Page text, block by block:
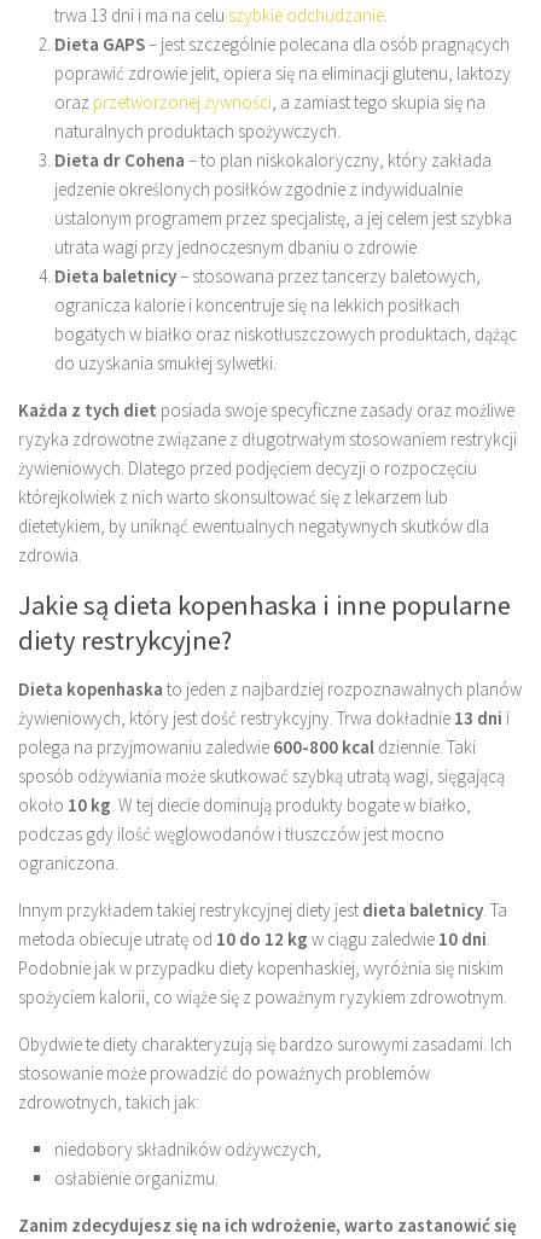
trwa 13 dni i ma na celu szybkie odchudzanie.
Dieta GAPS– jest szczególnie polecana dla osób pragnących
poprawić zdrowie jelit, opiera się na eliminacji glutenu, laktozy
oraz przetworzonej żywności, a zamiast tego skupia się na
naturalnych produktach spożywczych.
Dieta dr Cohena – to plan niskokaloryczny, który zakłada
jedzenie określonych posiłków zgodnie z indywidualnie
ustalonym programem przez specjalistę, a jej celem jest szybka
utrata wagi przy jednoczesnym dbaniu o zdrowie.
Dieta baletnicy– stosowana przez tancerzy baletowych,
ogranicza kalorie i koncentruje się na lekkich posiłkach
bogatych w białko oraz niskotłuszczowych produktach, dążąc
do uzyskania smukłej sylwetki.
Każda z tych diet posiada swoje specyficzne zasady oraz możliwe
ryzyka zdrowotne związane z długotrwałym stosowaniem restrykcji
żywieniowych. Dlatego przed podjęciem decyzji o rozpoczęciu
którejkolwiek z nich warto skonsultować się z lekarzem lub
dietetykiem, by uniknąć ewentualnych negatywnych skutków dla
zdrowia.
Jakie są dieta kopenhaska i inne popularne
diety restrykcyjne?
Dieta kopenhaska to jeden z najbardziej rozpoznawalnych planów
żywieniowych, który jest dość restrykcyjny. Trwa dokładnie 13 dni i
polega na przyjmowaniu zaledwie 600-800 kcal dziennie. Taki
sposób odżywiania może skutkować szybką utratą wagi, sięgającą
około 10 kg. W tej diecie dominują produkty bogate w białko,
podczas gdy ilość węglowodanów i tłuszczów jest mocno
ograniczona.
Innym przykładem takiej restrykcyjnej diety jest dieta baletnicy. Ta
metoda obiecuje utratę od 10 do 12 kg w ciągu zaledwie 10 dni.
Podobnie jak w przypadku diety kopenhaskiej, wyróżnia się niskim
spożyciem kalorii, co wiąże się z poważnym ryzykiem zdrowotnym.
Obydwie te diety charakteryzują się bardzo surowymi zasadami. Ich
stosowanie może prowadzić do poważnych problemów
zdrowotnych, takich jak:
niedobory składników odżywczych,
osłabienie organizmu.
Zanim zdecydujesz się na ich wdrożenie, warto zastanowić się